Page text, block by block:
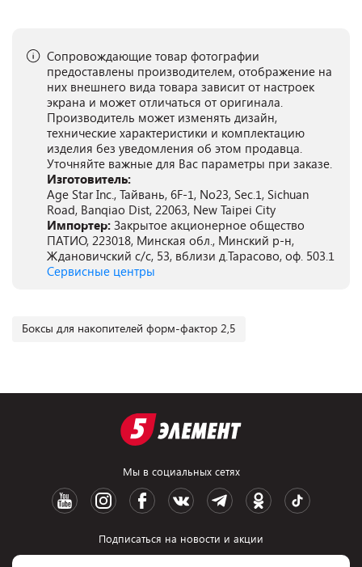
Сопровождающие товар фотографии
предоставлены производителем, отображение на
них внешнего вида товара зависит от настроек
экрана и может отличаться от оригинала.
Производитель может изменять дизайн,
технические характеристики и комплектацию
изделия без уведомления об этом продавца.
Уточняйте важные для Вас параметры при заказе.
Изготовитель:
Age Star Inc., Тайвань, 6F-1, No23, Sec.1, Sichuan
Road, Banqiao Dist, 22063, New Taipei City
Импортер: Закрытое акционерное общество
ПАТИО, 223018, Минская обл., Минский р-н,
Ждановичский с/с, 53, вблизи д.Тарасово, оф. 503.1
Сервисные центры
Боксы для накопителей форм-фактор 2,5
Мы в социальных сетях
Подписаться на новости и акции